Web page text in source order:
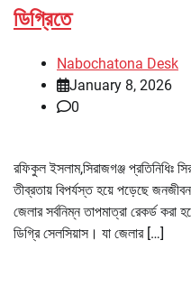
ডিগ্রিতে
Nabochatona Desk
January 8, 2026
0
রফিকুল ইসলাম,সিরাজগঞ্জ প্রতিনিধিঃ
তীব্রতায় বিপর্যস্ত হয়ে পড়েছে
জেলার সর্বনিম্ন তাপমাত্রা রেকর্ড করা
ডিগ্রি সেলসিয়াস। যা জেলার […]